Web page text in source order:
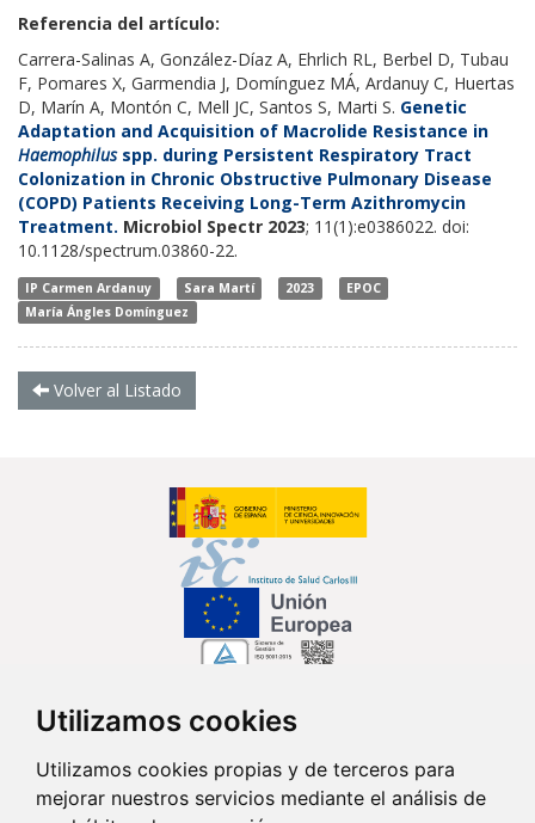
Utilizamos cookies
Utilizamos cookies propias y de terceros para
mejorar nuestros servicios mediante el análisis de
Referencia del artículo:
Carrera-Salinas A, González-Díaz A, Ehrlich RL, Berbel D, Tubau
F, Pomares X, Garmendia J, Domínguez MÁ, Ardanuy C, Huertas
D, Marín A, Montón C, Mell JC, Santos S, Marti S. Genetic
Adaptation and Acquisition of Macrolide Resistance in
Haemophilusspp. during Persistent Respiratory Tract
Colonization in Chronic Obstructive Pulmonary Disease
(COPD) Patients Receiving Long-Term Azithromycin
Treatment. Microbiol Spectr 2023; 11(1):e0386022. doi:
10.1128/spectrum.03860-22.
IP Carmen Ardanuy Sara Martí 2023
EPOC
María Ángles Domínguez
Volver al Listado
Síguenos en...